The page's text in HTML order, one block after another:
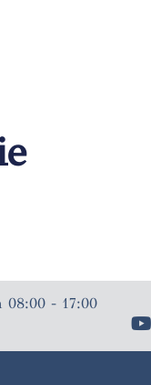
08:00 - 17:00